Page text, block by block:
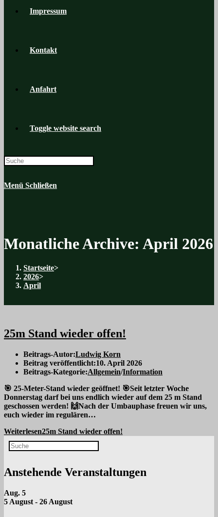
Impressum
Kontakt
Anfahrt
Toggle website search
Menü Schließen
Monatliche Archive: April 2026
Startseite>
2026>
April
25m Stand wieder offen!
Beitrags-Autor:Ludwig Korn
Beitrag veröffentlicht:10. April 2026
Beitrags-Kategorie:Allgemein/Information
🎯 25-Meter-Stand wieder geöffnet! 🎯Seit letzter Woche
Donnerstag darf bei uns endlich wieder auf dem 25 m Stand
geschossen werden! 🙌Nach der Umbauphase freuen wir uns,
euch wieder im regulären…
Weiterlesen25m Stand wieder offen!
Anstehende Veranstaltungen
Aug. 5
5 August - 26 August